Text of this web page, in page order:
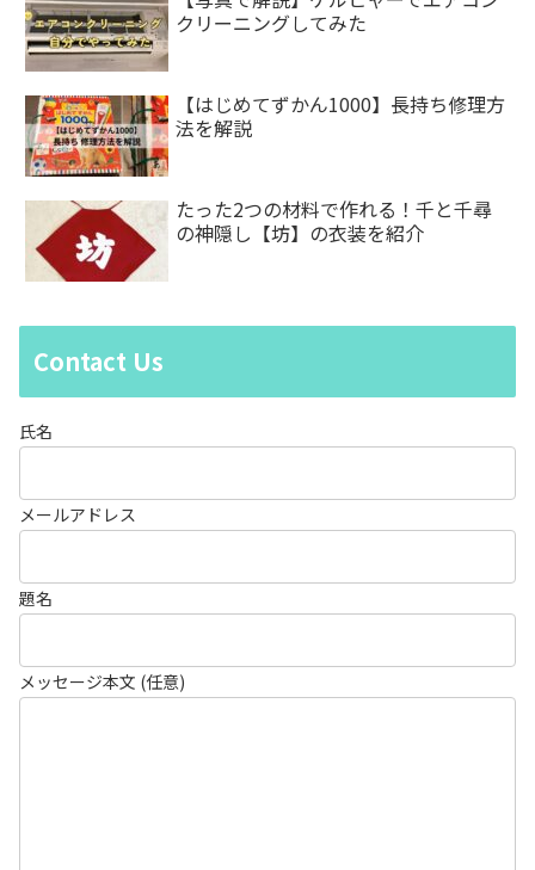
クリーニングしてみた
【はじめてずかん1000】長持ち修理方
法を解説
たった2つの材料で作れる！千と千尋
の神隠し【坊】の衣装を紹介
Contact Us
氏名
メールアドレス
題名
メッセージ本文 (任意)